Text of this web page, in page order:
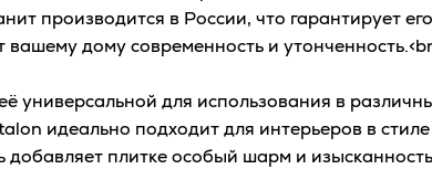
производится в России, что гарантирует
дому современность и
универсальной для использования в
идеально подходит для интерьеров в
добавляет плитке особый шарм и